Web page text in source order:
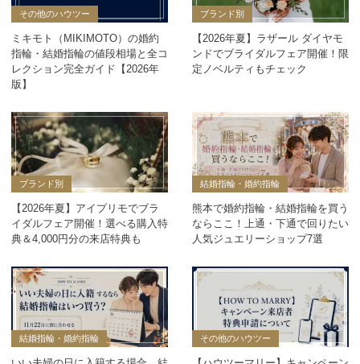
その他のハウツー
ミキモト（MIKIMOTO）の婚約
指輪・結婚指輪の値段相場と全コ
レクション完全ガイド【2026年
版】
ブランド別
【2026年夏】ラザール ダイヤモ
ンドでブライダルフェア開催！限
定ノベルティもチェック
ブランド別
【2026年夏】アイプリモでブラ
イダルフェア開催！選べる購入特
典＆4,000円分の来店特典も
結婚指輪・婚約指輪
熊本で婚約指輪・結婚指輪を買う
ならここ！上通・下通で回りたい
人気ジュエリーショップ7選
結婚指輪・婚約指輪 その他のハウツー